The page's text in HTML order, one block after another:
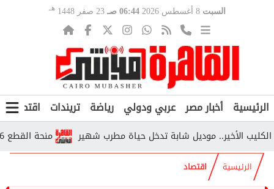
السبت 8 أغسطس 2026 06:44 صـ 23 صفر 1448 هـ
الرئيسية أخبار مصر عربي ودولي رياضة تريندات اقتصاد
منحة القطع 2026.. من يستحقها وكم تبلغ قيمتها وفق التأمينات؟ موديل شابة تدخل حياة مطرب شهير
الرئيسية اقتصاد